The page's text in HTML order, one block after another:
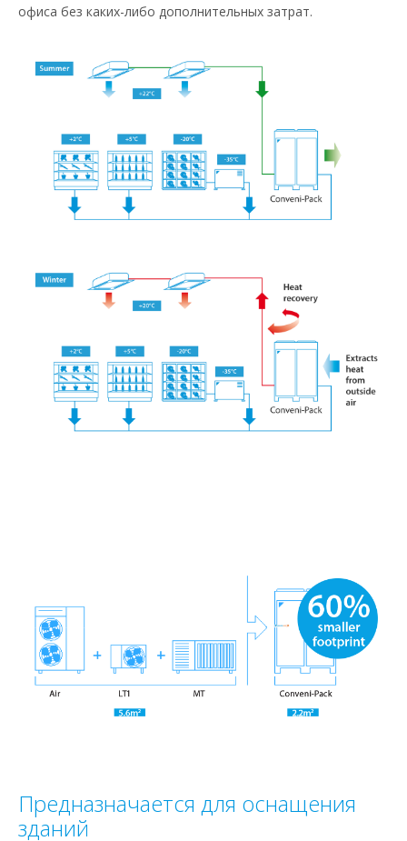
офиса без каких-либо дополнительных затрат.
Предназначается для оснащения
зданий